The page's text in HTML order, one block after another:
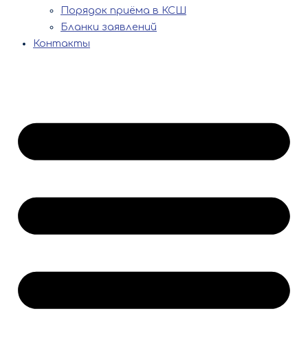
Порядок приёма в КСШ
Бланки заявлений
Контакты